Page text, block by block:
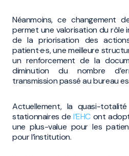
Néanmoins, ce changement
permet une valorisation du rôle
de la priorisation des
patient·e·s, une meilleure
un renforcement de la
diminution du nombre
transmission passé au bureau
Actuellement, la quasi-
stationnaires del’EHC ont
une plus-value pour les
pour l’institution.